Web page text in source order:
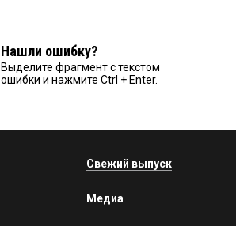
Нашли ошибку?
Выделите фрагмент с текстом
ошибки и нажмите Ctrl + Enter.
Свежий выпуск
Медиа